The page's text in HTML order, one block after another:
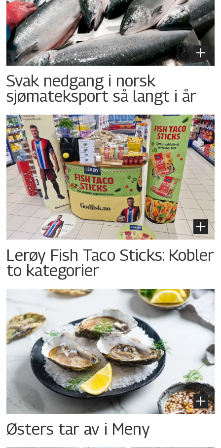
Svak nedgang i norsk
sjømateksport så langt i år
Lerøy Fish Taco Sticks: Kobler
to kategorier
Østers tar av i Meny